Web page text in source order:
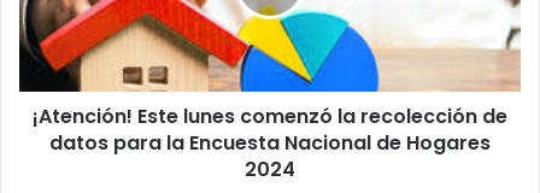
recolección
de
datos
para
Encuesta
¡Atención! Este lunes comenzó la recolección de
datos para la Encuesta Nacional de Hogares
2024